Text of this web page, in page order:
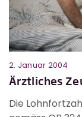
2. Januar 2004
Ärztliches
Die